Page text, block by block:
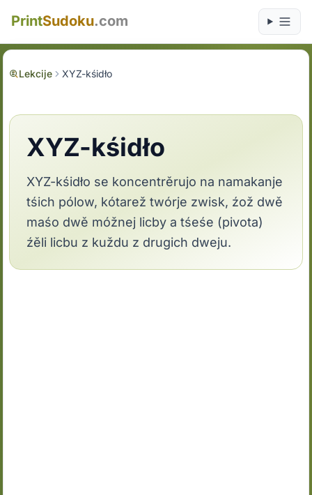
PrintSudoku.com
Lekcije XYZ-kśidło
XYZ-kśidło
XYZ-kśidło se koncentrěrujo na namakanje
tśich pólow, kótarež twórje zwisk, źož dwě
maśo dwě móžnej licby a tśeśe (pivota)
źěli licbu z kuždu z drugich dweju.